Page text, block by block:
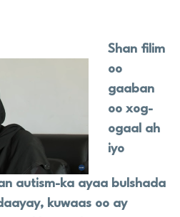
Shan filim
oo
gaaban
oo xog-
ogaal ah
iyo
autism-ka ayaa bulshada
kuwaas oo ay